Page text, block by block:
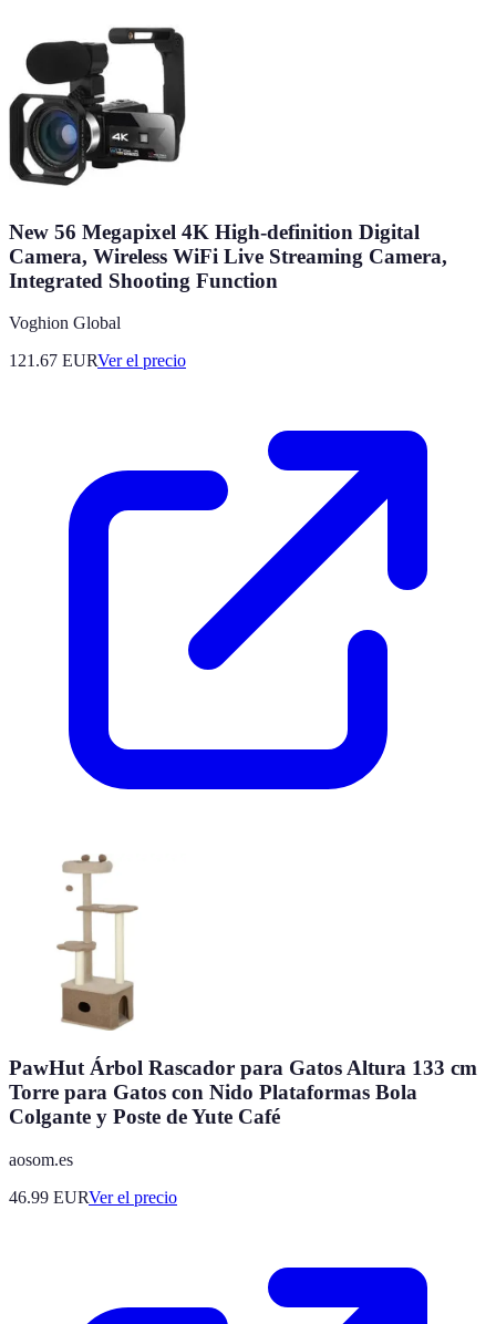
New 56 Megapixel 4K High-definition Digital
Camera, Wireless WiFi Live Streaming Camera,
Integrated Shooting Function
Voghion Global
121.67 EURVer el precio
PawHut Árbol Rascador para Gatos Altura 133 cm
Torre para Gatos con Nido Plataformas Bola
Colgante y Poste de Yute Café
aosom.es
46.99 EURVer el precio